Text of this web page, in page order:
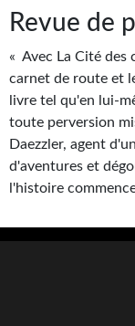
Nous contacter
F.A.Q.
Soumettre un
Support
Revue de
« Avec La Cité
carnet de route et
livre tel qu'en lui-
toute perversion
Daezzler, agent
d'aventures et
l'histoire